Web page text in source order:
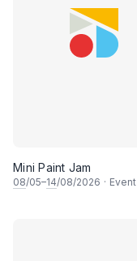
Mini Paint Jam
08/05–14/08/2026 · Event